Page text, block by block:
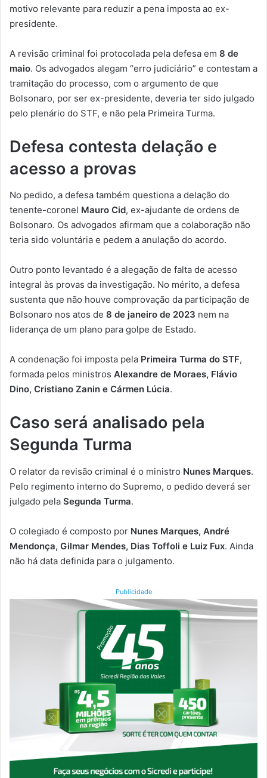
motivo relevante para reduzir a pena imposta ao ex-
presidente.
A revisão criminal foi protocolada pela defesa em 8 de
maio. Os advogados alegam “erro judiciário” e contestam a
tramitação do processo, com o argumento de que
Bolsonaro, por ser ex-presidente, deveria ter sido julgado
pelo plenário do STF, e não pela Primeira Turma.
Defesa contesta delação e
acesso a provas
No pedido, a defesa também questiona a delação do
tenente-coronel Mauro Cid, ex-ajudante de ordens de
Bolsonaro. Os advogados afirmam que a colaboração não
teria sido voluntária e pedem a anulação do acordo.
Outro ponto levantado é a alegação de falta de acesso
integral às provas da investigação. No mérito, a defesa
sustenta que não houve comprovação da participação de
Bolsonaro nos atos de 8 de janeiro de 2023 nem na
liderança de um plano para golpe de Estado.
A condenação foi imposta pela Primeira Turma do STF,
formada pelos ministros Alexandre de Moraes, Flávio
Dino, Cristiano Zanin e Cármen Lúcia.
Caso será analisado pela
Segunda Turma
O relator da revisão criminal é o ministro Nunes Marques.
Pelo regimento interno do Supremo, o pedido deverá ser
julgado pela Segunda Turma.
O colegiado é composto por Nunes Marques, André
Mendonça, Gilmar Mendes, Dias Toffoli e Luiz Fux. Ainda
não há data definida para o julgamento.
Publicidade